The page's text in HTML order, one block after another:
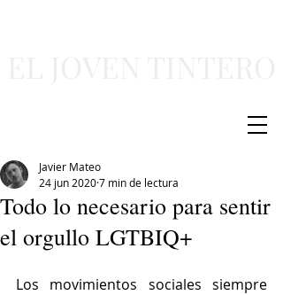
Todo lo necesario para sentir
el orgullo LGTBIQ+
Javier Mateo
24 jun 20207 min de lectura
Los movimientos sociales siempre